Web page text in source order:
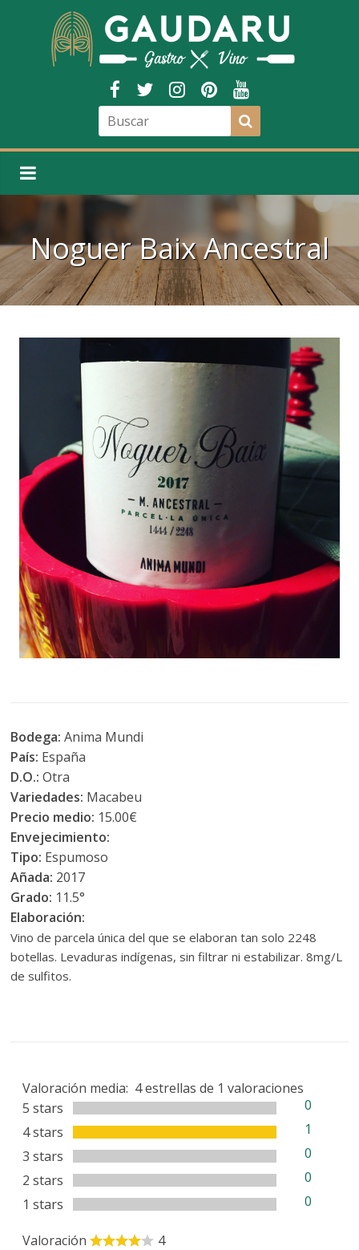
Noguer Baix Ancestral
Bodega: Anima Mundi
País: España
D.O.:Otra
Variedades: Macabeu
Precio medio: 15.00€
Envejecimiento:
Tipo: Espumoso
Añada: 2017
Grado: 11.5°
Elaboración:
Vino de parcela única del que se elaboran tan solo 2248
botellas. Levaduras indígenas, sin filtrar ni estabilizar. 8mg/L
de sulfitos.
Valoración media:
5 stars
0
4 stars
1
3 stars
0
2 stars
0
1 stars
0
4estrellas de 1 valoraciones
Valoración 4